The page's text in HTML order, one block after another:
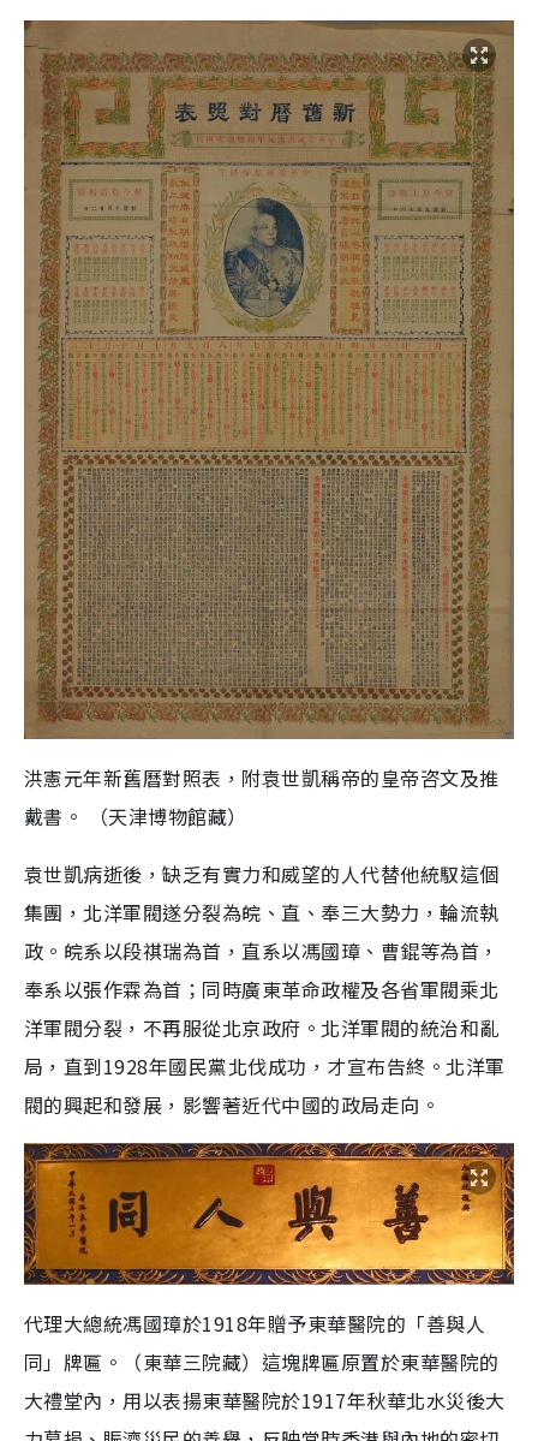
洪憲元年新舊曆對照表，附袁世凱稱帝的皇帝咨文及推
戴書。 （天津博物館藏）
袁世凱病逝後，缺乏有實力和威望的人代替他統馭這個
集團，北洋軍閥遂分裂為皖、直、奉三大勢力，輪流執
政。皖系以段祺瑞為首，直系以馮國璋、曹錕等為首，
奉系以張作霖為首；同時廣東革命政權及各省軍閥乘北
洋軍閥分裂，不再服從北京政府。北洋軍閥的統治和亂
局，直到1928年國民黨北伐成功，才宣布告終。北洋軍
閥的興起和發展，影響著近代中國的政局走向。
代理大總統馮國璋於1918年贈予東華醫院的「善與人
同」牌匾。（東華三院藏）這塊牌匾原置於東華醫院的
大禮堂內，用以表揚東華醫院於1917年秋華北水災後大